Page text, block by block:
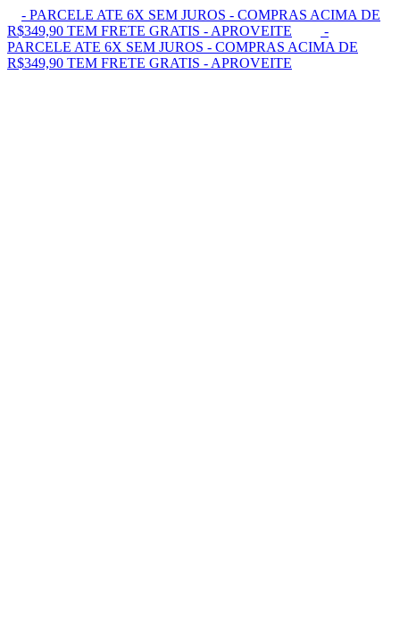
- PARCELE ATE 6X SEM JUROS - COMPRAS ACIMA DE
R$349,90 TEM FRETE GRATIS - APROVEITE
-
PARCELE ATE 6X SEM JUROS - COMPRAS ACIMA DE
R$349,90 TEM FRETE GRATIS - APROVEITE